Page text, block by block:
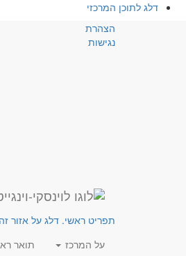
דלג לתוכן המרכזי
הצהרת
נגישות
תפריט ראשי. דלג על אזור
על המרכז
תואר